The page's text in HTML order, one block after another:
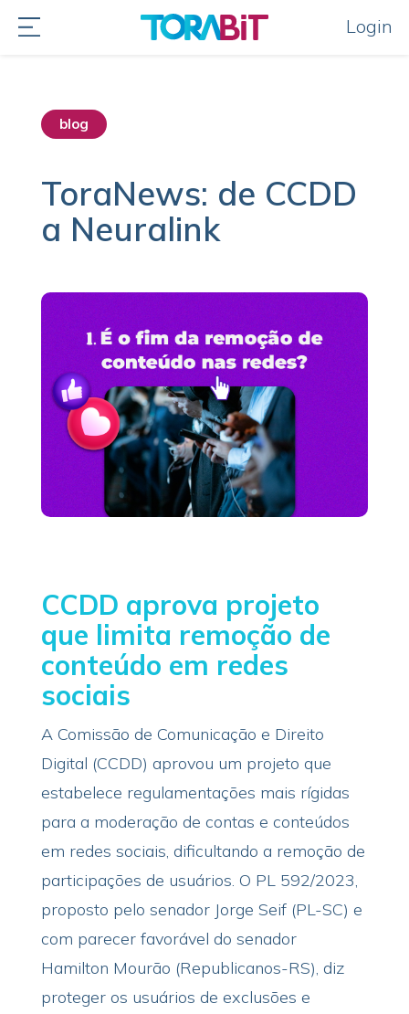
Login
blog
ToraNews: de CCDD
a Neuralink
CCDD aprova projeto
que limita remoção de
conteúdo em redes
sociais
A Comissão de Comunicação e Direito
Digital (CCDD) aprovou um projeto que
estabelece regulamentações mais rígidas
para a moderação de contas e conteúdos
em redes sociais, dificultando a remoção de
participações de usuários. O PL 592/2023,
proposto pelo senador Jorge Seif (PL-SC) e
com parecer favorável do senador
Hamilton Mourão (Republicanos-RS), diz
proteger os usuários de exclusões e